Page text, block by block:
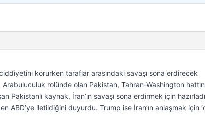
korurken taraflar arasındaki savaşı sona erdirecek
Arabuluculuk rolünde olan Pakistan, Tahran-Washington
Pakistanlı kaynak, İran’ın savaşı sona erdirmek için
ABD’ye iletildiğini duyurdu. Trump ise İran’ın anlaşmak için